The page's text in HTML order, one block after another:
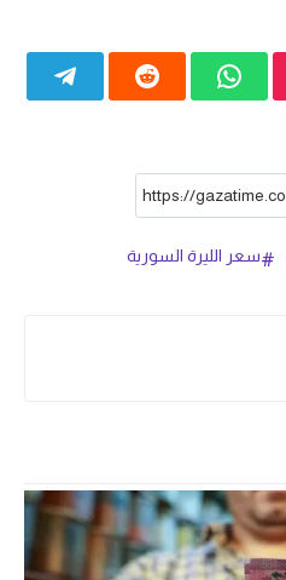
سعر الليرة السورية